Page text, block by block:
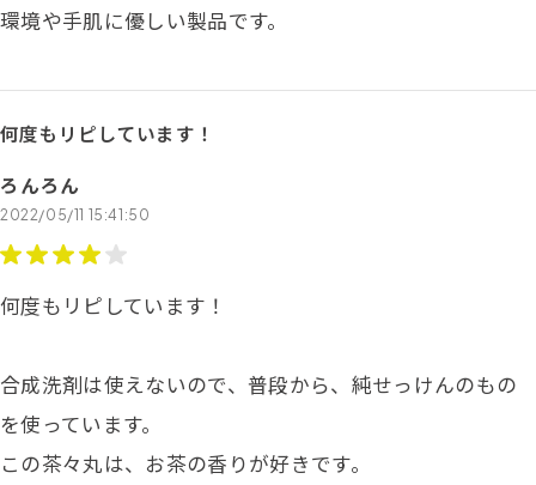
環境や手肌に優しい製品です。
何度もリピしています！
ろんろん
2022/05/11 15:41:50
何度もリピしています！
合成洗剤は使えないので、普段から、純せっけんのもの
を使っています。
この茶々丸は、お茶の香りが好きです。